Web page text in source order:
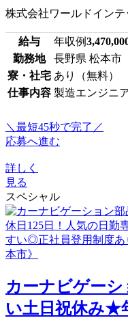
株式会社ワールドインテ
給与 年収例
勤務地
長野県 松本市
寮・社宅 あり（無料）
仕事内容 製造エンジニ
＼最短45秒で完了／
応募へ進む
詳しく
見る
スペシャル
カーナビゲー
い土日祝休み★